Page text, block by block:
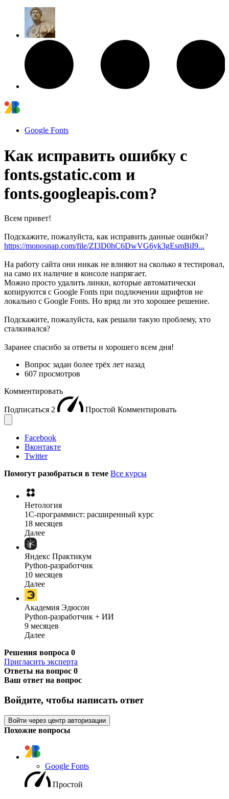
Google Fonts
Как исправить ошибку с
fonts.gstatic.com и
fonts.googleapis.com?
Всем привет!
Подскажите, пожалуйста, как исправить данные ошибки?
https://monosnap.com/file/ZI3D0hC6DwVG6yk3gEsmBiI9...
На работу сайта они никак не влияют на сколько я тестировал,
на само их наличие в консоле напрягает.
Можно просто удалить линки, которые автоматически
копируются с Google Fonts при подлючении шрифтов не
локально с Google Fonts. Но вряд ли это хорошее решение.
Подскажите, пожалуйста, как решали такую проблему, хто
сталкивался?
Заранее спасибо за ответы и хорошего всем дня!
Вопрос задан более трёх лет назад
607 просмотров
Комментировать
Подписаться 2 Простой Комментировать
Facebook
Вконтакте
Twitter
Помогут разобраться в теме Все курсы
Нетология
1C-программист: расширенный курс
18 месяцев
Далее
Яндекс Практикум
Python-разработчик
10 месяцев
Далее
Академия Эдюсон
Python-разработчик + ИИ
9 месяцев
Далее
Решения вопроса 0
Пригласить эксперта
Ответы на вопрос 0
Ваш ответ на вопрос
Войдите, чтобы написать ответ
Войти через центр авторизации
Похожие вопросы
Google Fonts
Простой